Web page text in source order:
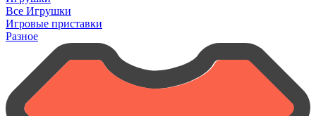
Все Игрушки
Игровые приставки
Разное